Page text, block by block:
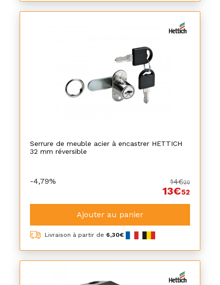
Serrure de meuble acier à encastrer HETTICH
32 mm réversible
-4,79% 14€20
13€52
Ajouter au panier
Livraison à partir de 6,30€